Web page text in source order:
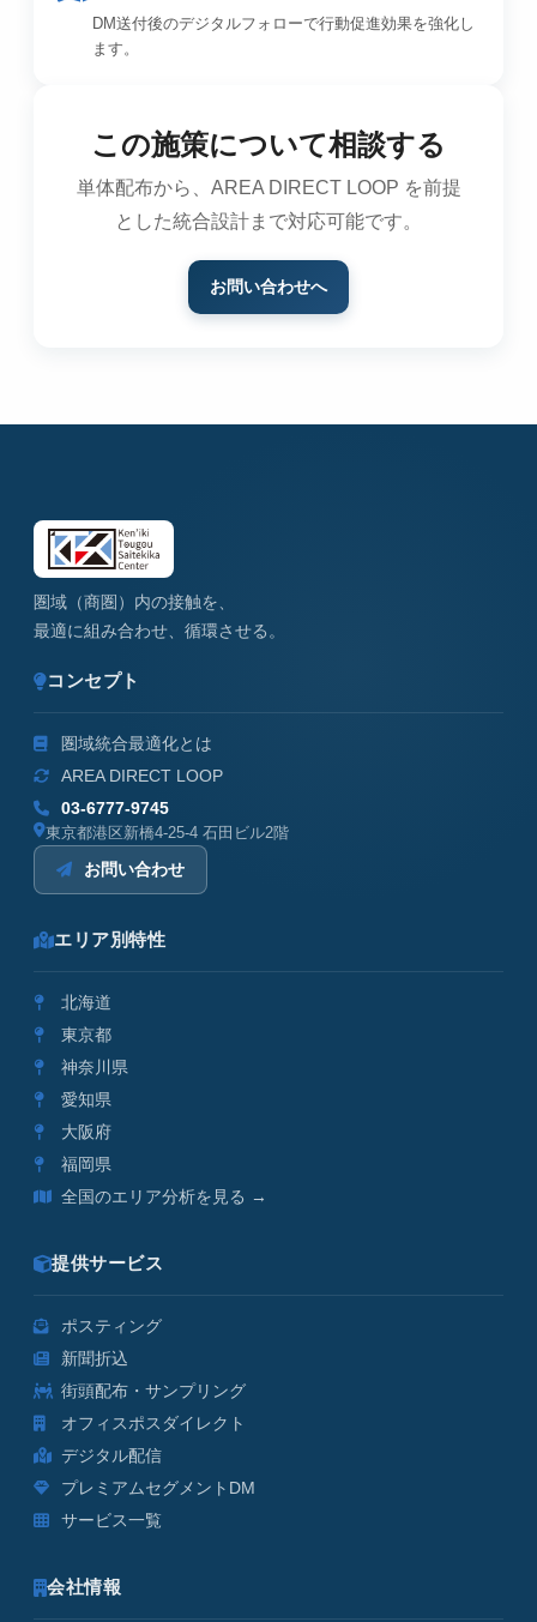
DM送付後のデジタルフォローで行動促進効果を強化し
ます。
この施策について相談する
単体配布から、AREA DIRECT LOOP を前提
とした統合設計まで対応可能です。
お問い合わせへ
圏域（商圏）内の接触を、
最適に組み合わせ、循環させる。
コンセプト
圏域統合最適化とは
AREA DIRECT LOOP
03-6777-9745
東京都港区新橋4-25-4 石田ビル2階
お問い合わせ
エリア別特性
北海道
東京都
神奈川県
愛知県
大阪府
福岡県
全国のエリア分析を見る →
提供サービス
ポスティング
新聞折込
街頭配布・サンプリング
オフィスポスダイレクト
デジタル配信
プレミアムセグメントDM
サービス一覧
会社情報